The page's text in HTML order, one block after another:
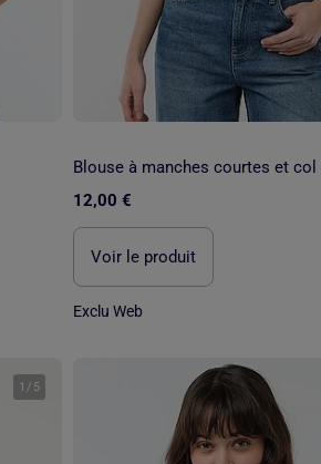
Blouse à manches courtes et col
12,00 €
Voir le produit
Exclu Web
1 / 5